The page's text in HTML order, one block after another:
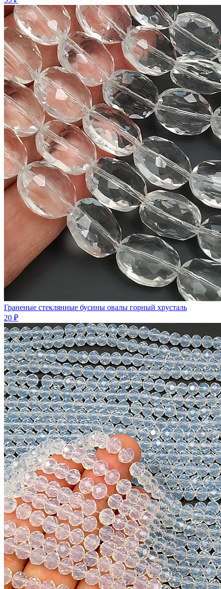
Граненые стеклянные бусины овалы горный хрусталь
20 ₽